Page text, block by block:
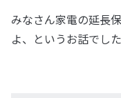
みなさん家電の延長
よ、というお話でした